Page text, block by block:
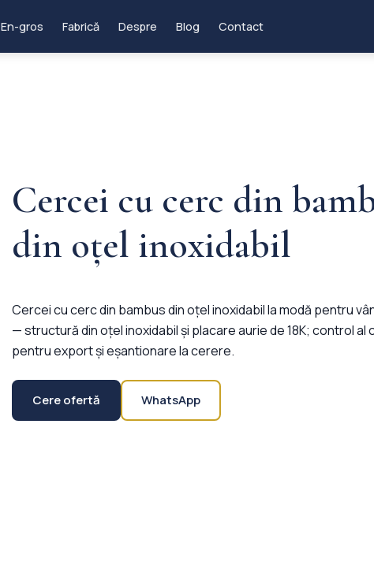
En-gros Fabrică Despre Blog Contact
Cercei cu cerc din
din oțel inoxidabil
Cercei cu cerc din bambus din oțel inoxidabil la modă pentru
— structură din oțel inoxidabil și placare aurie de 18K; control al
pentru export și eșantionare la cerere.
Cere ofertă WhatsApp